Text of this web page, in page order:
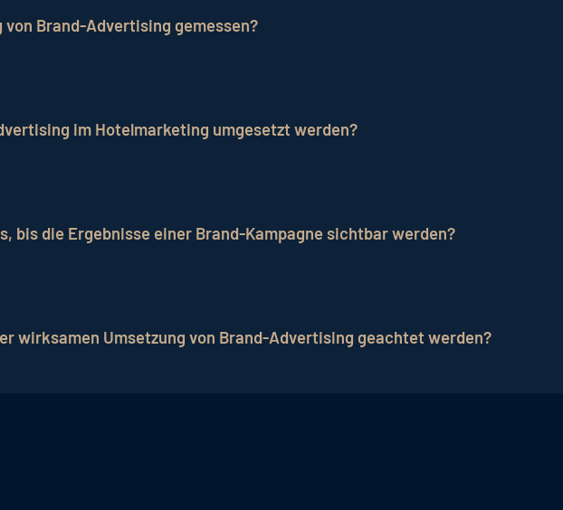
von Brand-Advertising gemessen?
im Hotelmarketing umgesetzt werden?
bis die Ergebnisse einer Brand-Kampagne sichtbar werden?
wirksamen Umsetzung von Brand-Advertising geachtet werden?